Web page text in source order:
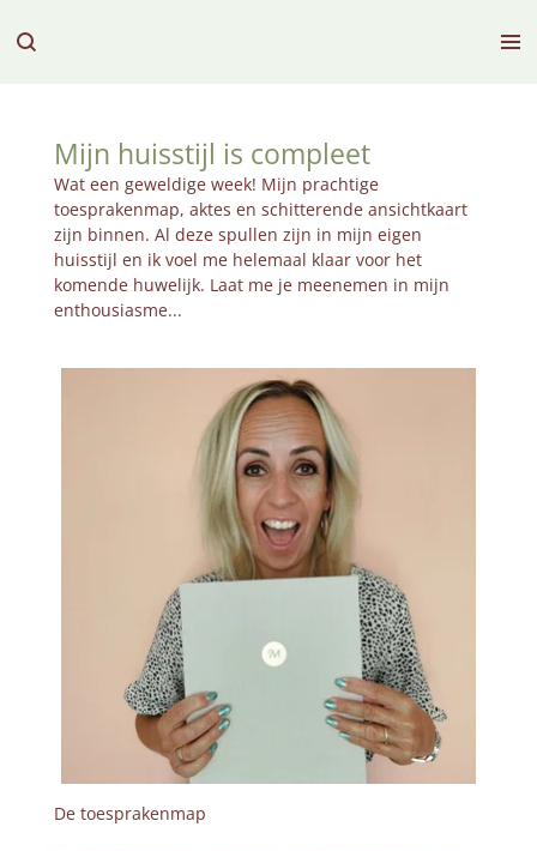
direct
Mijn huisstijl is compleet
Wat een geweldige week! Mijn prachtige
toesprakenmap, aktes en schitterende ansichtkaart
zijn binnen. Al deze spullen zijn in mijn eigen
huisstijl en ik voel me helemaal klaar voor het
komende huwelijk. Laat me je meenemen in mijn
enthousiasme...
De toesprakenmap